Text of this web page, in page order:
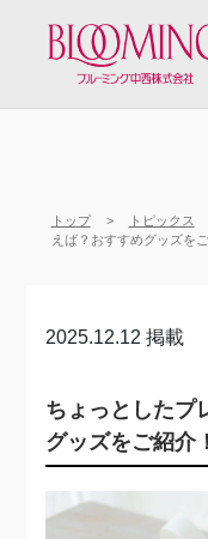
トップ トピックス
えば？おすすめグッズをご
2025.12.12 掲載
ちょっとしたプ
グッズをご紹介！